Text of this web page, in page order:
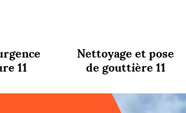
11
Nettoyage et pose
de gouttière 11